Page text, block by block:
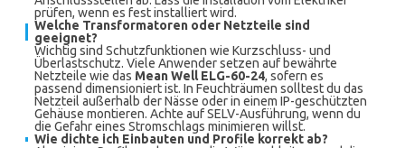
prüfen, wenn es fest installiert wird.
Welche Transformatoren oder Netzteile sind
geeignet?
Wichtig sind Schutzfunktionen wie Kurzschluss- und
Überlastschutz. Viele Anwender setzen auf bewährte
Netzteile wie das Mean Well ELG-60-24, sofern es
passend dimensioniert ist. In Feuchträumen solltest du das
Netzteil außerhalb der Nässe oder in einem IP-geschützten
Gehäuse montieren. Achte auf SELV-Ausführung, wenn du
die Gefahr eines Stromschlags minimieren willst.
Wie dichte ich Einbauten und Profile korrekt ab?